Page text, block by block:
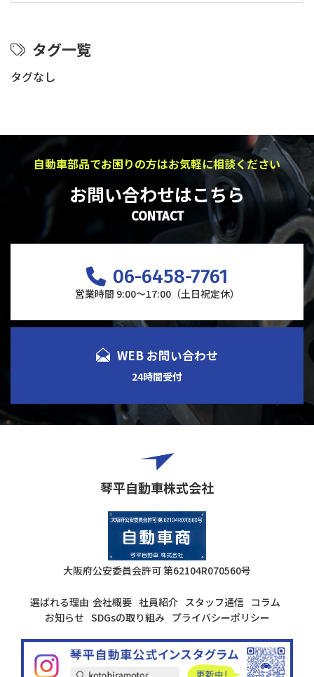
タグ一覧
タグなし
自動車部品でお困りの方はお気軽に相談ください
お問い合わせはこちら
CONTACT
06-6458-7761
営業時間 9:00～17:00（土日祝定休）
WEB お問い合わせ
24時間受付
琴平自動車株式会社
大阪府公安委員会許可第62104R070560号
選ばれる理由 会社概要 社員紹介 スタッフ通信 コラム
お知らせ SDGsの取り組み プライバシーポリシー